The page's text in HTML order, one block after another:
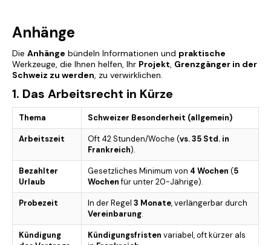
Anhänge
Die Anhänge bündeln Informationen und praktische
Werkzeuge, die Ihnen helfen, Ihr Projekt, Grenzgänger in der
Schweiz zu werden, zu verwirklichen.
1. Das Arbeitsrecht in Kürze
Thema Schweizer Besonderheit (allgemein)
Arbeitszeit Oft 42 Stunden/Woche (vs. 35 Std. in
Frankreich).
Bezahlter
Urlaub
Gesetzliches Minimum von 4 Wochen (5
Wochenfür unter 20-Jährige).
Probezeit In der Regel 3 Monate, verlängerbar durch
Vereinbarung.
Kündigung
Kündigungsfristen variabel, oft kürzer als